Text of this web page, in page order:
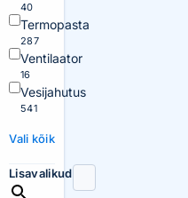
40
Termopasta
287
Ventilaator
16
Vesijahutus
541
Vali kõik
Lisavalikud